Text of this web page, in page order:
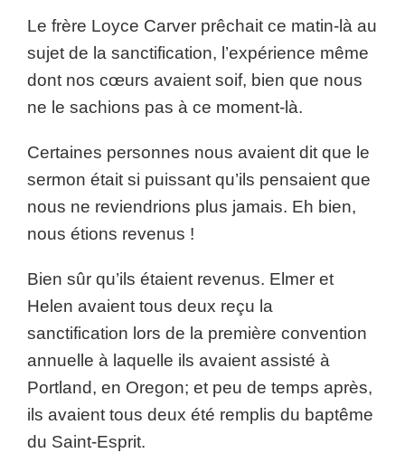
Le frère Loyce Carver prêchait ce matin-là au
sujet de la sanctification, l’expérience même
dont nos cœurs avaient soif, bien que nous
ne le sachions pas à ce moment-là.
Certaines personnes nous avaient dit que le
sermon était si puissant qu’ils pensaient que
nous ne reviendrions plus jamais. Eh bien,
nous étions revenus !
Bien sûr qu’ils étaient revenus. Elmer et
Helen avaient tous deux reçu la
sanctification lors de la première convention
annuelle à laquelle ils avaient assisté à
Portland, en Oregon; et peu de temps après,
ils avaient tous deux été remplis du baptême
du Saint-Esprit.